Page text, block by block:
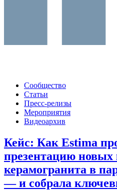
Сообщество
Статьи
Пресс-релизы
Мероприятия
Видеоархив
Кейс: Как Estima
презентацию новых
керамогранита в
— и собрала